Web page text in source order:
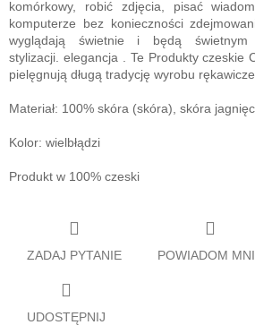
komórkowy, robić zdjęcia, pisać
komputerze bez konieczności
wyglądają świetnie i będą świetnym
stylizacji. elegancja . Te Produkty czeskie
pielęgnują długą tradycję wyrobu
Materiał: 100% skóra (skóra), skóra
Kolor: wielbłądzi
Produkt w 100% czeski
ZADAJ PYTANIE POWIADOM
UDOSTĘPNIJ